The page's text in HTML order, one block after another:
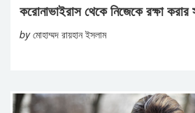
করোনাভাইরাস থেকে নিজেকে রক্ষা
byমোহাম্মদ রায়হান ইসলাম